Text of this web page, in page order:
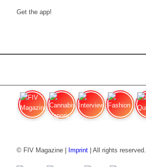
Get the app!
© FIV Magazine | Imprint| All rights reserved.